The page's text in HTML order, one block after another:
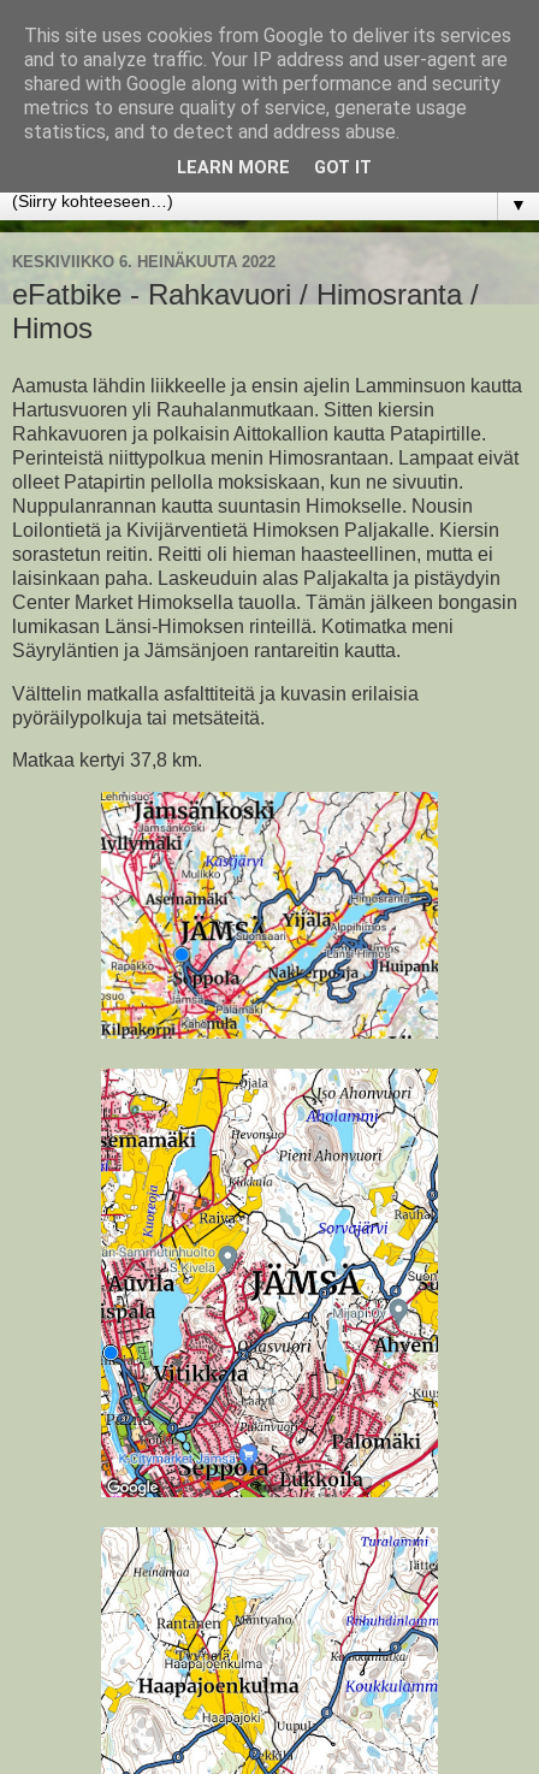
www.jyrkikokko.fi
Uusi Suunta - Jokainen hetki tarjoaa tilaisuuden muuttaa
▼
KESKIVIIKKO 6. HEINÄKUUTA 2022
eFatbike - Rahkavuori / Himosranta /
Himos
Aamusta lähdin liikkeelle ja ensin ajelin Lamminsuon kautta
Hartusvuoren yli Rauhalanmutkaan. Sitten kiersin
Rahkavuoren ja polkaisin Aittokallion kautta Patapirtille.
Perinteistä niittypolkua menin Himosrantaan. Lampaat eivät
olleet Patapirtin pellolla moksiskaan, kun ne sivuutin.
Nuppulanrannan kautta suuntasin Himokselle. Nousin
Loilontietä ja Kivijärventietä Himoksen Paljakalle. Kiersin
sorastetun reitin. Reitti oli hieman haasteellinen, mutta ei
laisinkaan paha. Laskeuduin alas Paljakalta ja pistäydyin
Center Market Himoksella tauolla. Tämän jälkeen bongasin
lumikasan Länsi-Himoksen rinteillä. Kotimatka meni
Säyryläntien ja Jämsänjoen rantareitin kautta.
Välttelin matkalla asfalttiteitä ja kuvasin erilaisia
pyöräilypolkuja tai metsäteitä.
Matkaa kertyi 37,8 km.
This site uses cookies from Google to deliver its services
and to analyze traffic. Your IP address and user-agent are
shared with Google along with performance and security
metrics to ensure quality of service, generate usage
statistics, and to detect and address abuse.
LEARN MORE GOT IT